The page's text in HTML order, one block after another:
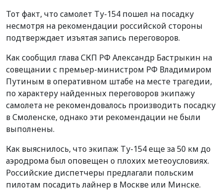
Тот факт, что самолет Ту-154 пошел на посадку
несмотря на рекомендации российской стороны
подтверждает изъятая запись переговоров.
Как сообщил глава СКП РФ Александр Бастрыкин на
совещании с премьер-министром РФ Владимиром
Путиным в оперативном штабе на месте трагедии,
по характеру найденных переговоров экипажу
самолета не рекомендовалось производить посадку
в Смоленске, однако эти рекомендации не были
выполнены.
Как выяснилось, что экипаж Ту-154 еще за 50 км до
аэродрома был оповещен о плохих метеоусловиях.
Российские диспетчеры предлагали польским
пилотам посадить лайнер в Москве или Минске.